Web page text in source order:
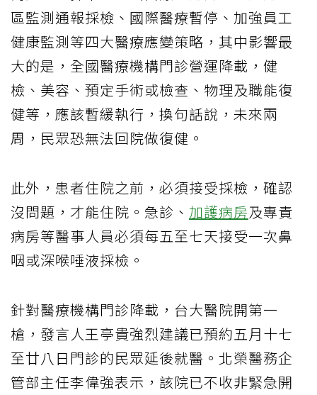
區監測通報採檢、國際醫療暫停、加強員工
健康監測等四大醫療應變策略，其中影響最
大的是，全國醫療機構門診營運降載，健
檢、美容、預定手術或檢查、物理及職能復
健等，應該暫緩執行，換句話說，未來兩
周，民眾恐無法回院做復健。
此外，患者住院之前，必須接受採檢，確認
沒問題，才能住院。急診、 加護病房及專責
病房等醫事人員必須每五至七天接受一次鼻
咽或深喉唾液採檢。
針對醫療機構門診降載，台大醫院開第一
槍，發言人王亭貴強烈建議已預約五月十七
至廿八日門診的民眾延後就醫。北榮醫務企
管部主任李偉強表示，該院已不收非緊急開